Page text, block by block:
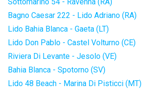
Bagno Caesar 222 - Lido Adriano (RA)
Lido Bahia Blanca - Gaeta (LT)
Lido Don Pablo - Castel Volturno (CE)
Riviera Di Levante - Jesolo (VE)
Bahia Blanca - Spotorno (SV)
Lido 48 Beach - Marina Di Pisticci (MT)